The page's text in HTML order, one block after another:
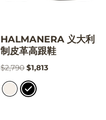
HALMANERA 义大利
制皮革高跟鞋
$2,790 $1,813